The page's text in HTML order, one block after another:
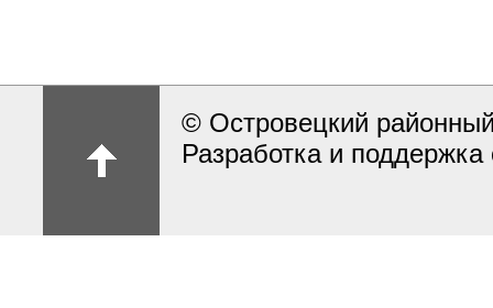
© Островецкий
Разработка и поддержка